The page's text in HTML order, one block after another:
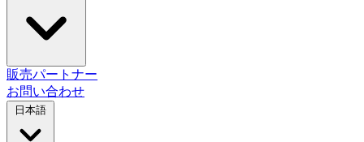
販売パートナー
お問い合わせ